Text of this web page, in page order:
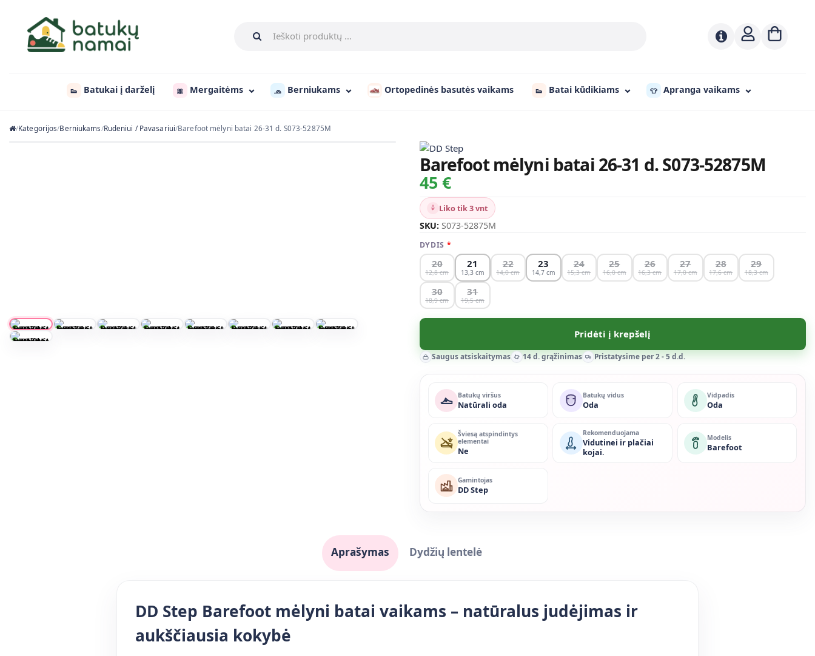
👟 Batukai į darželį 🎀 Mergaitėms 🧢 Berniukams Ortopedinės basutės vaikams 👟 Batai kūdikiams 👕 Apranga vaikams
/Kategorijos/Berniukams/Rudeniui / Pavasariui/Barefoot mėlyni batai 26-31 d. S073-52875M
Barefoot mėlyni batai 26-31 d. S073-52875M
45 €
Liko tik 3 vnt
SKU: S073-52875M
DYDIS
20
12,8
21
13,3
22
14,0
23
14,7
24
15,3
25
16,0
26
16,3
27
17,0
28
17,6
29
18,3
30
18,9
31
19,5
Pridėti į krepšelį
Saugus atsiskaitymas 14 d. grąžinimas Pristatysime per 2 - 5 d.d.
Batukų viršus
Natūrali oda
Batukų vidus
Oda
Vidpadis
Oda
Šviesą atspindintys
elementai
Ne
Rekomenduojama
Vidutinei ir plačiai
kojai.
Modelis
Barefoot
Gamintojas
DD Step
Aprašymas
DD Step Barefoot mėlyni batai vaikams – natūralus judėjimas ir
aukščiausia kokybė
Dydžių lentelė